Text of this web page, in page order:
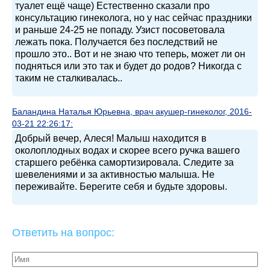
туалет ещё чаще) Естественно сказали про
консультацию гинеколога, но у нас сейчас праздники
и раньше 24-25 не попаду. Узист посоветовала
лежать пока. Получается без последствий не
прошло это.. Вот и не знаю что теперь, может ли он
подняться или это так и будет до родов? Никогда с
таким не сталкивалась..
Баландина Наталья Юрьевна, врач акушер-гинеколог, 2016-
03-21 22:26:17:
Добрый вечер, Алеся! Малыш находится в
околоплодных водах и скорее всего ручка вашего
старшего ребёнка самортизировала. Следите за
шевелениями и за активностью малыша. Не
переживайте. Берегите себя и будьте здоровы.
Ответить на вопрос: